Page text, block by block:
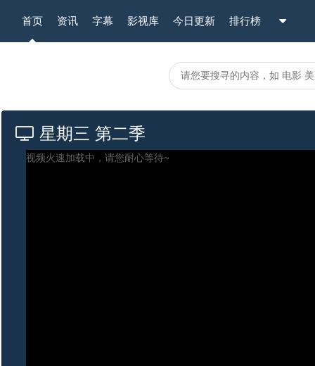
首页 资讯 字幕 影视库 今日更新 排行榜
星期三 第二季
视频火速加载中，请您耐心等待~